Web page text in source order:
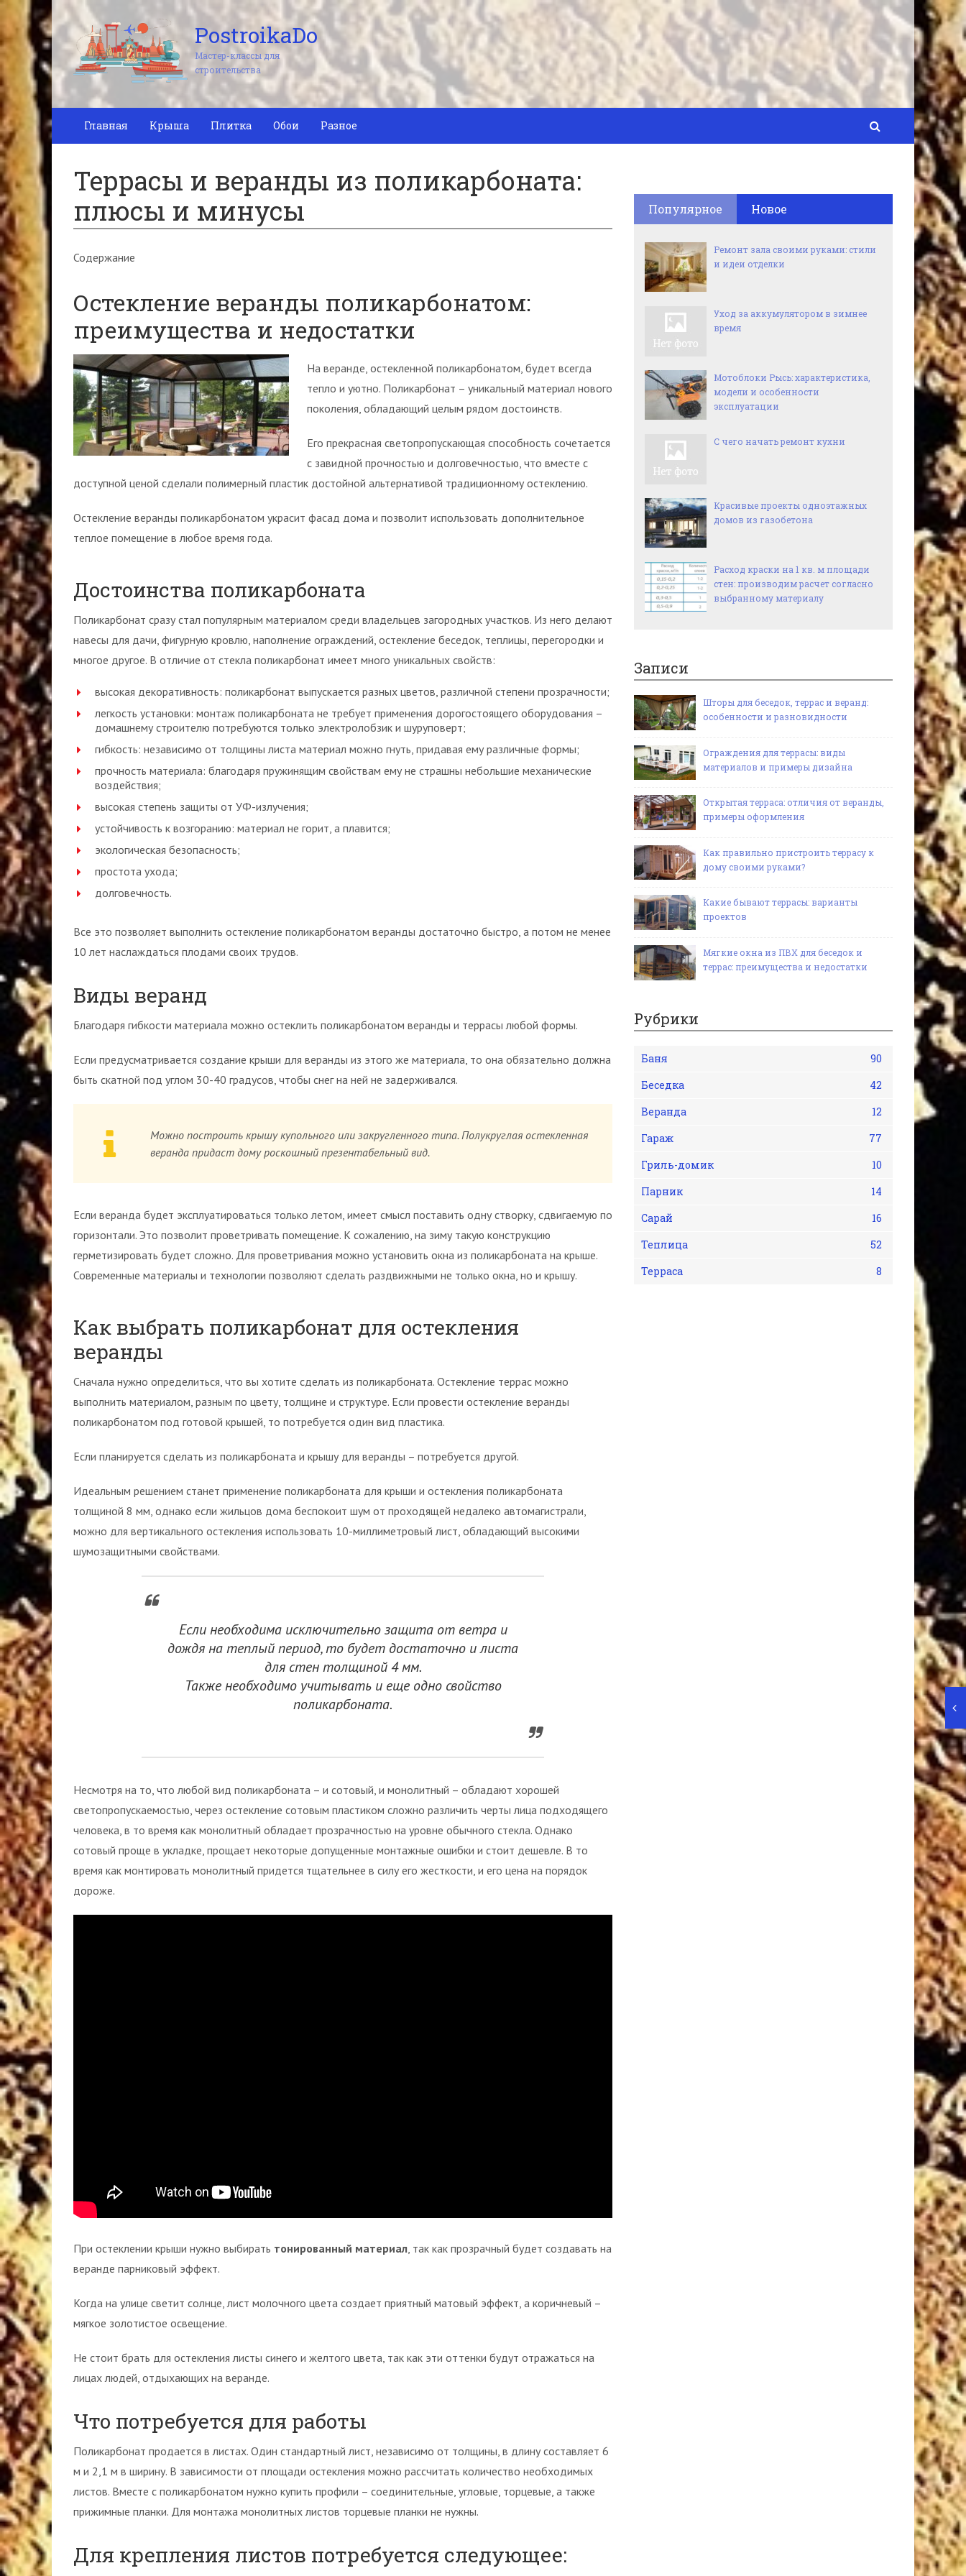
PostroikaDo
Мастер-классы для
строительства
Главная Крыша Плитка Обои Разное
Террасы и веранды из поликарбоната:
плюсы и минусы
Содержание
Остекление веранды поликарбонатом:
преимущества и недостатки
На веранде, остекленной поликарбонатом, будет всегда
тепло и уютно. Поликарбонат – уникальный материал нового
поколения, обладающий целым рядом достоинств.
Его прекрасная светопропускающая способность сочетается
с завидной прочностью и долговечностью, что вместе с
доступной ценой сделали полимерный пластик достойной альтернативой традиционному остеклению.
Остекление веранды поликарбонатом украсит фасад дома и позволит использовать дополнительное
теплое помещение в любое время года.
Достоинства поликарбоната
Поликарбонат сразу стал популярным материалом среди владельцев загородных участков. Из него делают
навесы для дачи, фигурную кровлю, наполнение ограждений, остекление беседок, теплицы, перегородки и
многое другое. В отличие от стекла поликарбонат имеет много уникальных свойств:
высокая декоративность: поликарбонат выпускается разных цветов, различной степени прозрачности;
легкость установки: монтаж поликарбоната не требует применения дорогостоящего оборудования –
домашнему строителю потребуются только электролобзик и шуруповерт;
гибкость: независимо от толщины листа материал можно гнуть, придавая ему различные формы;
прочность материала: благодаря пружинящим свойствам ему не страшны небольшие механические
воздействия;
высокая степень защиты от УФ-излучения;
устойчивость к возгоранию: материал не горит, а плавится;
экологическая безопасность;
простота ухода;
долговечность.
Все это позволяет выполнить остекление поликарбонатом веранды достаточно быстро, а потом не менее
10 лет наслаждаться плодами своих трудов.
Виды веранд
Благодаря гибкости материала можно остеклить поликарбонатом веранды и террасы любой формы.
Если предусматривается создание крыши для веранды из этого же материала, то она обязательно должна
быть скатной под углом 30-40 градусов, чтобы снег на ней не задерживался.
Можно построить крышу купольного или закругленного типа. Полукруглая остекленная
веранда придаст дому роскошный презентабельный вид.
Если веранда будет эксплуатироваться только летом, имеет смысл поставить одну створку, сдвигаемую по
горизонтали. Это позволит проветривать помещение. К сожалению, на зиму такую конструкцию
герметизировать будет сложно. Для проветривания можно установить окна из поликарбоната на крыше.
Современные материалы и технологии позволяют сделать раздвижными не только окна, но и крышу.
Как выбрать поликарбонат для остекления
веранды
Сначала нужно определиться, что вы хотите сделать из поликарбоната. Остекление террас можно
выполнить материалом, разным по цвету, толщине и структуре. Если провести остекление веранды
поликарбонатом под готовой крышей, то потребуется один вид пластика.
Если планируется сделать из поликарбоната и крышу для веранды – потребуется другой.
Идеальным решением станет применение поликарбоната для крыши и остекления поликарбоната
толщиной 8 мм, однако если жильцов дома беспокоит шум от проходящей недалеко автомагистрали,
можно для вертикального остекления использовать 10-миллиметровый лист, обладающий высокими
шумозащитными свойствами.
Если необходима исключительно защита от ветра и
дождя на теплый период, то будет достаточно и листа
для стен толщиной 4 мм.
Также необходимо учитывать и еще одно свойство
поликарбоната.
Несмотря на то, что любой вид поликарбоната – и сотовый, и монолитный – обладают хорошей
светопропускаемостью, через остекление сотовым пластиком сложно различить черты лица подходящего
человека, в то время как монолитный обладает прозрачностью на уровне обычного стекла. Однако
сотовый проще в укладке, прощает некоторые допущенные монтажные ошибки и стоит дешевле. В то
время как монтировать монолитный придется тщательнее в силу его жесткости, и его цена на порядок
дороже.
При остеклении крыши нужно выбирать тонированный материал, так как прозрачный будет создавать на
веранде парниковый эффект.
Когда на улице светит солнце, лист молочного цвета создает приятный матовый эффект, а коричневый –
мягкое золотистое освещение.
Не стоит брать для остекления листы синего и желтого цвета, так как эти оттенки будут отражаться на
лицах людей, отдыхающих на веранде.
Что потребуется для работы
Поликарбонат продается в листах. Один стандартный лист, независимо от толщины, в длину составляет 6
м и 2,1 м в ширину. В зависимости от площади остекления можно рассчитать количество необходимых
листов. Вместе с поликарбонатом нужно купить профили – соединительные, угловые, торцевые, а также
прижимные планки. Для монтажа монолитных листов торцевые планки не нужны.
Для крепления листов потребуется следующее:
Популярное Новое
Ремонт зала своими руками: стили
и идеи отделки
Уход за аккумулятором в зимнее
время
Мотоблоки Рысь: характеристика,
модели и особенности
эксплуатации
С чего начать ремонт кухни
Красивые проекты одноэтажных
домов из газобетона
Расход краски на 1 кв. м площади
стен: производим расчет согласно
выбранному материалу
Записи
Шторы для беседок, террас и веранд:
особенности и разновидности
Ограждения для террасы: виды
материалов и примеры дизайна
Открытая терраса: отличия от веранды,
примеры оформления
Как правильно пристроить террасу к
дому своими руками?
Какие бывают террасы: варианты
проектов
Мягкие окна из ПВХ для беседок и
террас: преимущества и недостатки
Рубрики
Баня
90
Беседка
42
Веранда
12
Гараж
77
Гриль-домик
10
Парник
14
Сарай
16
Теплица
52
Терраса
8